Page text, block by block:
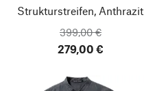
Strukturstreifen, Anthrazit
399,00 €
279,00 €